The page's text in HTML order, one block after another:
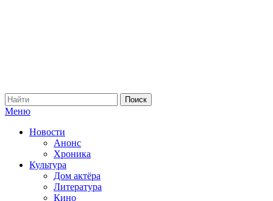
Меню
Новости
Анонс
Хроника
Культура
Дом актёра
Литература
Кино